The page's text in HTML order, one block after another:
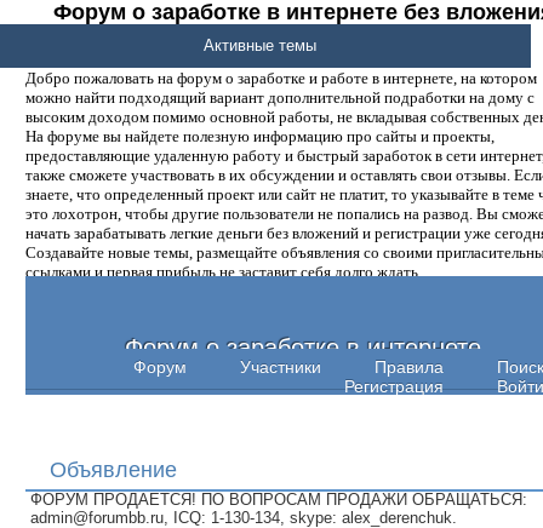
Форум о заработке в интернете без
денег.
Добро пожаловать на форум о заработке и работе в интернете, на котором
можно найти подходящий вариант дополнительной подработки на дому с
высоким доходом помимо основной работы, не вкладывая собственных
На форуме вы найдете полезную информацию про сайты и проекты,
предоставляющие удаленную работу и быстрый заработок в сети
также сможете участвовать в их обсуждении и оставлять свои отзывы.
знаете, что определенный проект или сайт не платит, то указывайте в теме
это лохотрон, чтобы другие пользователи не попались на развод. Вы
начать зарабатывать легкие деньги без вложений и регистрации уже
Создавайте новые темы, размещайте объявления со своими
ссылками и первая прибыль не заставит себя долго ждать.
Форум о заработке в интернете
Форум Участники Правила
Поиск
Регистрация
Войти
Активные темы
Объявление
ФОРУМ ПРОДАЕТСЯ! ПО ВОПРОСАМ ПРОДАЖИ ОБРАЩАТЬСЯ:
admin@forumbb.ru, ICQ: 1-130-134, skype: alex_derenchuk.